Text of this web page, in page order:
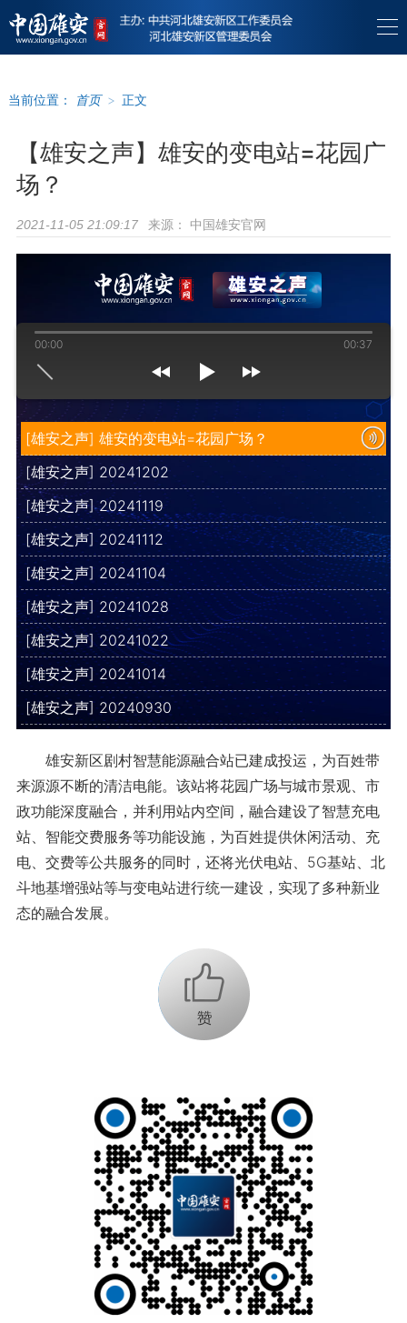
当前位置： 首页 > 正文
【雄安之声】雄安的变电站=花园广
场？
2021-11-05 21:09:17 来源： 中国雄安官网
[雄安之声] 雄安的变电站=花园广场？
[雄安之声] 20241202
[雄安之声] 20241119
[雄安之声] 20241112
[雄安之声] 20241104
[雄安之声] 20241028
[雄安之声] 20241022
[雄安之声] 20241014
[雄安之声] 20240930
00:00 00:37
雄安新区剧村智慧能源融合站已建成投运，为百姓带
来源源不断的清洁电能。该站将花园广场与城市景观、市
政功能深度融合，并利用站内空间，融合建设了智慧充电
站、智能交费服务等功能设施，为百姓提供休闲活动、充
电、交费等公共服务的同时，还将光伏电站、5G基站、北
斗地基增强站等与变电站进行统一建设，实现了多种新业
态的融合发展。
+1